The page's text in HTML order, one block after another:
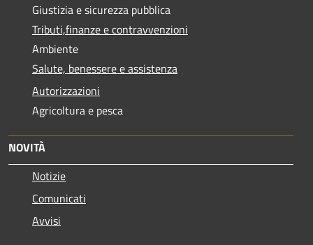
Giustizia e sicurezza pubblica
Tributi,finanze e contravvenzioni
Ambiente
Salute, benessere e assistenza
Autorizzazioni
Agricoltura e pesca
NOVITÀ
Notizie
Comunicati
Avvisi